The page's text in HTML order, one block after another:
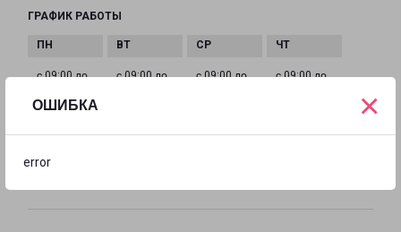
ОШИБКА
error
×
ГРАФИК РАБОТЫ
с 09:00 до
с 09:00 до
с 09:00 до
с 09:00 до